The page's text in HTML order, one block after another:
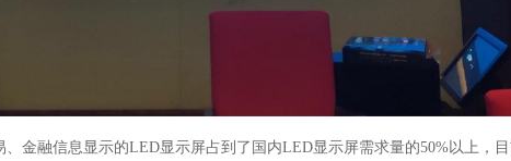
、金融信息显示的LED显示屏占到了国内LED显示屏需求量的50%以上，